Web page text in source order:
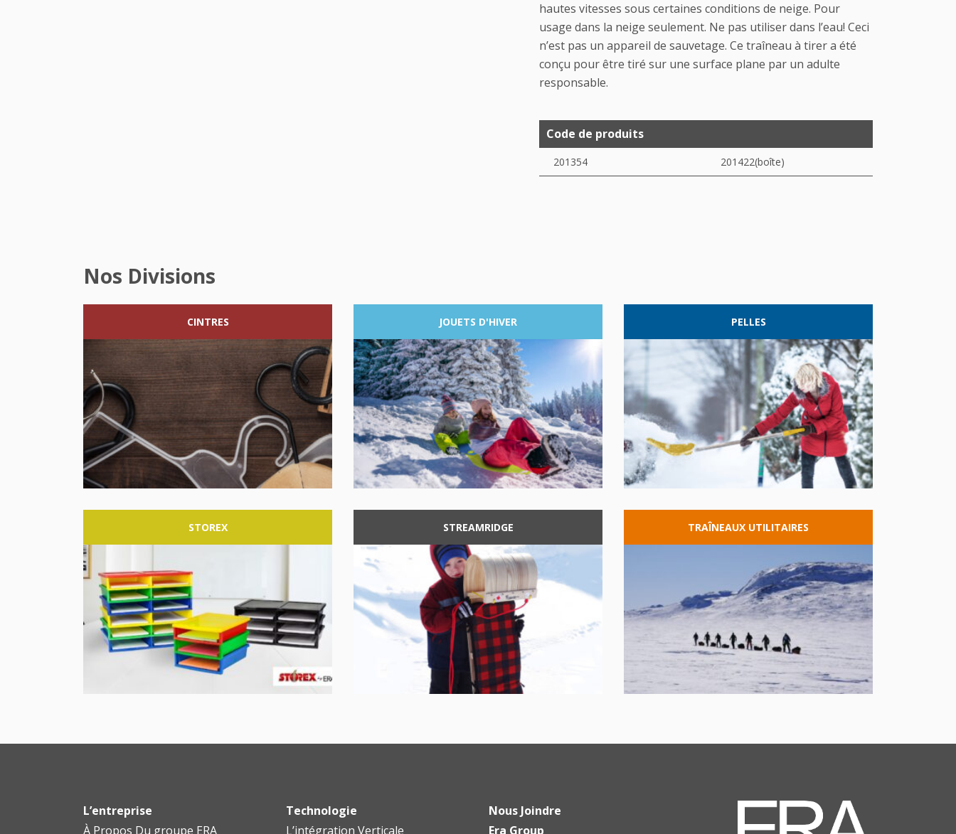
hautes vitesses sous certaines conditions de neige. Pour
usage dans la neige seulement. Ne pas utiliser dans l’eau! Ceci
n’est pas un appareil de sauvetage. Ce traîneau à tirer a été
conçu pour être tiré sur une surface plane par un adulte
responsable.
Code de produits
201354 201422(boîte)
Nos Divisions
CINTRES JOUETS D'HIVER PELLES
STOREX STREAMRIDGE TRAÎNEAUX UTILITAIRES
L’entreprise
À Propos Du groupe ERA
Technologie
L’intégration Verticale
Nous Joindre
Era Group